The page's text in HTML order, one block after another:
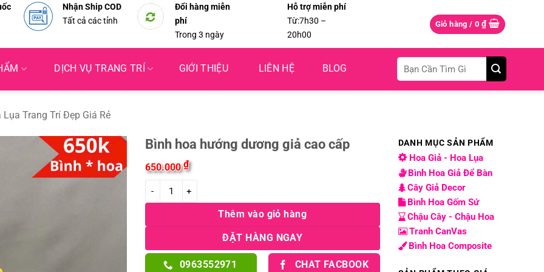
Nhận Ship COD
Tất cả các tỉnh
Đổi hàng miễn
phí
Trong 3 ngày
Hỗ trợ miễn phí
Từ:7h30 –
20h00
Giỏ hàng / 0 ₫
DỊCH VỤ TRANG TRÍ GIỚI THIỆU LIÊN HỆ BLOG
Tìm
kiếm:
Trang Trí Đẹp Giá Rẻ
Bình hoa hướng dương giả cao cấp
650.000₫
Bình hoa hướng dương giả cao cấp số lượng
Thêm vào giỏ hàng
ĐẶT HÀNG NGAY
0963552971 CHAT FACBOOK
DANH MỤC SẢN PHẨM
Hoa Giả - Hoa Lụa
Bình Hoa Giả Để Bàn
Cây Giả Decor
Bình Hoa Gốm Sứ
Chậu Cây - Chậu Hoa
Tranh CanVas
Bình Hoa Composite